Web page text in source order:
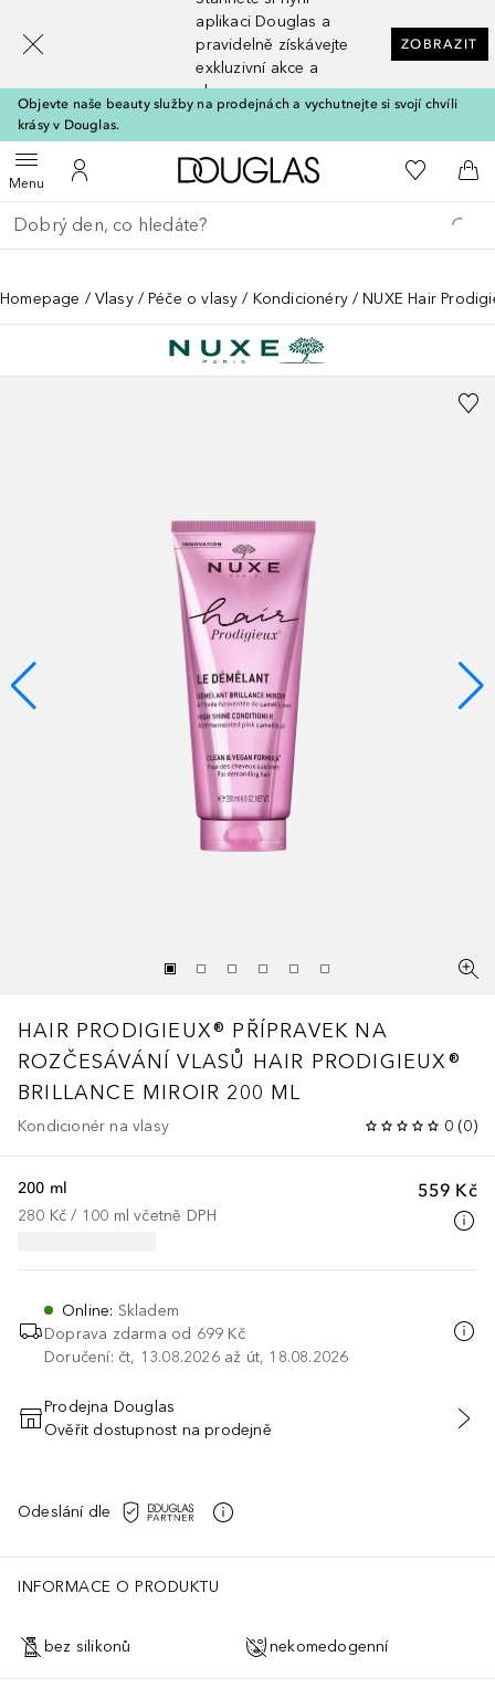
aplikaci Douglas a
pravidelně získávejte
exkluzivní akce a
slevy
ZOBRAZIT
Objevte naše beauty služby na prodejnách a vychutnejte si svojí chvíli
krásy v Douglas.
MenuOtevřít menuK mému účtu
Domů K mému
Do
Vraťte se
Proveďte vyhledávání
Homepage Vlasy Péče o vlasy Kondicionéry NUXE Hair
HAIR PRODIGIEUX® PŘÍPRAVEK NA
ROZČESÁVÁNÍ VLASŮ HAIR PRODIGIEUX®
BRILLANCE MIROIR 200 ML
Kondicionér na vlasy 0 (0)
559 Kč
200 ml
280 Kč / 100 ml včetně DPH
Online: Skladem
Doprava zdarma od 699 Kč
Doručení: čt, 13.08.2026 až út, 18.08.2026
PŘIDAT DO KOŠÍKU
Prodejna Douglas
Ověřit dostupnost na prodejně
Odeslání dle
INFORMACE O PRODUKTU
bez silikonů nekomedogenní
[navigation.slideout.screenreader]